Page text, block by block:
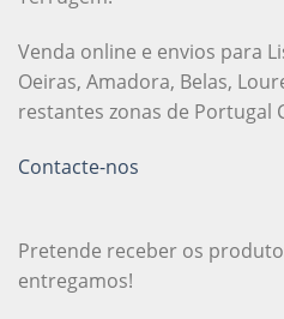
Venda online e envios para
Oeiras, Amadora, Belas,
restantes zonas de Portugal
Contacte-nos
Pretende receber os
entregamos!